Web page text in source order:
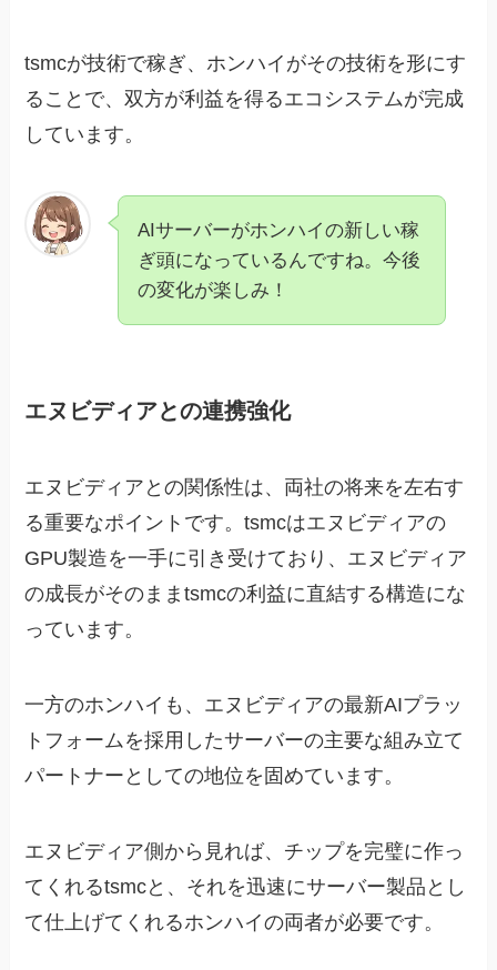
tsmcが技術で稼ぎ、ホンハイがその技術を形にす
ることで、双方が利益を得るエコシステムが完成
しています。
AIサーバーがホンハイの新しい稼
ぎ頭になっているんですね。今後
の変化が楽しみ！
エヌビディアとの連携強化
エヌビディアとの関係性は、両社の将来を左右す
る重要なポイントです。tsmcはエヌビディアの
GPU製造を一手に引き受けており、エヌビディア
の成長がそのままtsmcの利益に直結する構造にな
っています。
一方のホンハイも、エヌビディアの最新AIプラッ
トフォームを採用したサーバーの主要な組み立て
パートナーとしての地位を固めています。
エヌビディア側から見れば、チップを完璧に作っ
てくれるtsmcと、それを迅速にサーバー製品とし
て仕上げてくれるホンハイの両者が必要です。